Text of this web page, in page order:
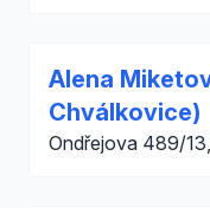
Alena
Chválkovice)
Ondřejova 489/